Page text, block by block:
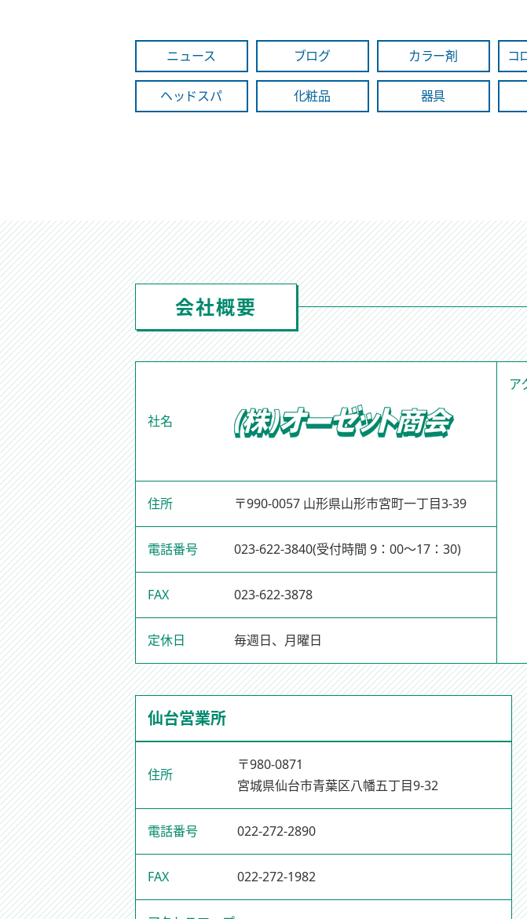
ニュース ブログ カラー剤 コ
ヘッドスパ 化粧品 器具
会社概要
社名
住所 〒990-0057 山形県山形市宮町一丁目3-39
電話番号 023-622-3840(受付時間 9：00～17：30)
FAX 023-622-3878
定休日 毎週日、月曜日
ア
仙台営業所
住所
〒980-0871
宮城県仙台市青葉区八幡五丁目9-32
電話番号 022-272-2890
FAX 022-272-1982